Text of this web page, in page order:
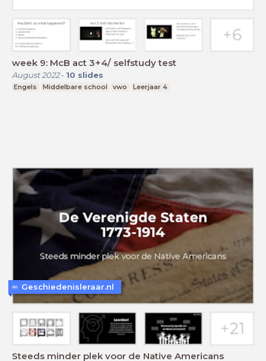
week 9: McB act 3+4/ selfstudy test
August 2022- 10 slides
Engels Middelbare school vwo Leerjaar 4
Steeds minder plek voor de Native Americans
Geschiedenisleraar.nl